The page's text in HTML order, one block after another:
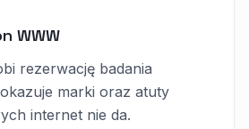
WWW
rezerwację badania
marki oraz atuty
internet nie da.